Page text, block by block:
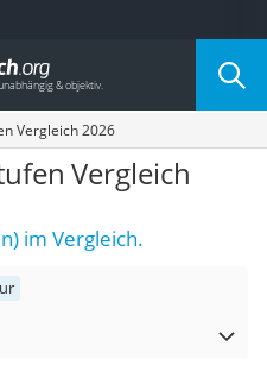
Vergleich 2026
Vergleich
im Vergleich.